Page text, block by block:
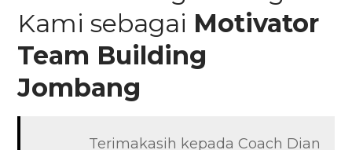
Kami sebagai Motivator
Team Building
Jombang
Terimakasih kepada Coach Dian